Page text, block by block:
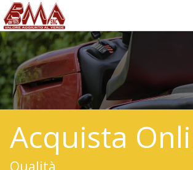
Acquista
Qualità